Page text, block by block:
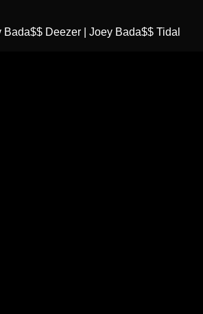
Bada$$ Deezer | Joey Bada$$ Tidal